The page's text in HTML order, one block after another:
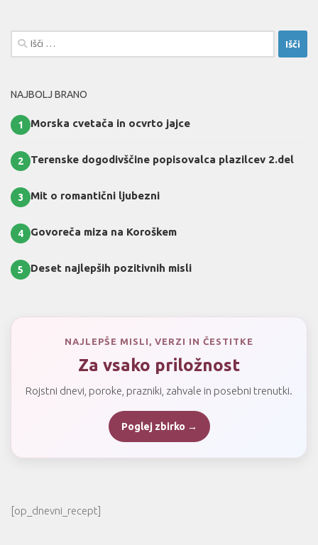
Išči:
NAJBOLJ BRANO
1 Morska cvetača in ocvrto jajce
2 Terenske dogodivščine popisovalca plazilcev 2.del
3 Mit o romantični ljubezni
4 Govoreča miza na Koroškem
5 Deset najlepših pozitivnih misli
NAJLEPŠE MISLI, VERZI IN ČESTITKE
Za vsako priložnost
Rojstni dnevi, poroke, prazniki, zahvale in posebni trenutki.
Poglej zbirko →
[op_dnevni_recept]